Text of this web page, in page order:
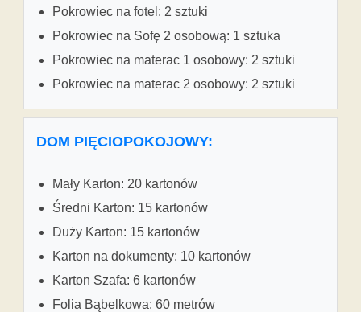
Pokrowiec na fotel: 2 sztuki
Pokrowiec na Sofę 2 osobową: 1 sztuka
Pokrowiec na materac 1 osobowy: 2 sztuki
Pokrowiec na materac 2 osobowy: 2 sztuki
DOM PIĘCIOPOKOJOWY:
Mały Karton: 20 kartonów
Średni Karton: 15 kartonów
Duży Karton: 15 kartonów
Karton na dokumenty: 10 kartonów
Karton Szafa: 6 kartonów
Folia Bąbelkowa: 60 metrów